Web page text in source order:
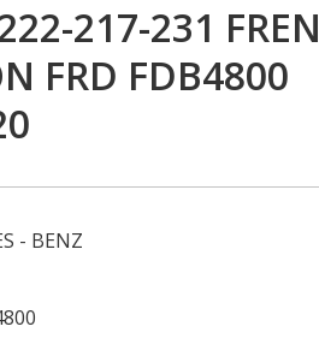
217-231 FREN
FRD FDB4800
- BENZ